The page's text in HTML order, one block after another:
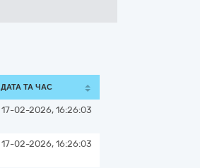
ДАТА ТА ЧАС
17-02-2026, 16:26:03
17-02-2026, 16:26:03